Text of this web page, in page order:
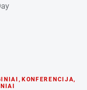
, KONFERENCIJA,